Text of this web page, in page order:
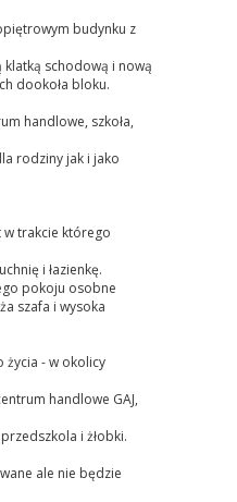
budynku z
klatką schodową i nową
dookoła bloku.
handlowe, szkoła,
rodziny jak i jako
trakcie którego
i łazienkę.
pokoju osobne
szafa i wysoka
życia - w okolicy
handlowe GAJ,
i żłobki.
ale nie będzie